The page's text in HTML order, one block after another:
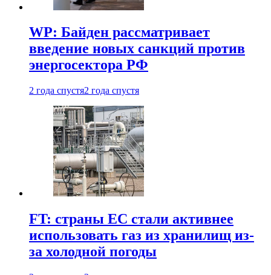
WP: Байден рассматривает
введение новых санкций против
энергосектора РФ
2 года спустя2 года спустя
FT: страны ЕС стали активнее
использовать газ из хранилищ из-
за холодной погоды